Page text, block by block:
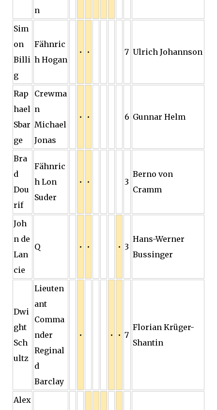
n
Sim
on
Billi
g
Fähnric
h Hogan
• • 7 Ulrich Johannson
Rap
hael
Sbar
ge
Crewma
n
Michael
Jonas
• • 6 Gunnar Helm
Bra
d
Dou
rif
Fähnric
h Lon
Suder
• • 3
Berno von
Cramm
Joh
n de
Lan
cie
Q • • • 3
Hans-Werner
Bussinger
Dwi
ght
Sch
ultz
Lieuten
ant
Comma
nder
Reginal
d
Barclay
• • • 7
Florian Krüger-
Shantin
Alex